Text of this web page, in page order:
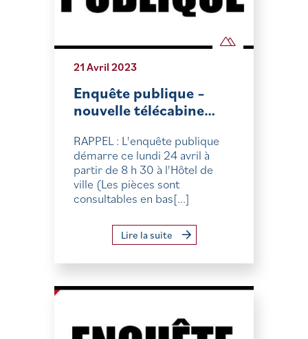
21 Avril 2023
Enquête publique –
nouvelle télécabine…
RAPPEL : L'enquête publique
démarre ce lundi 24 avril à
partir de 8 h 30 à l'Hôtel de
ville (Les pièces sont
consultables en bas[...]
Lire la suite